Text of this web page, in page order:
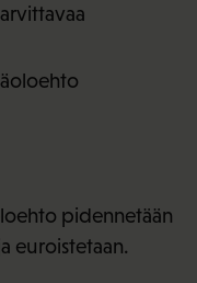
pidennetään
euroistetaan.